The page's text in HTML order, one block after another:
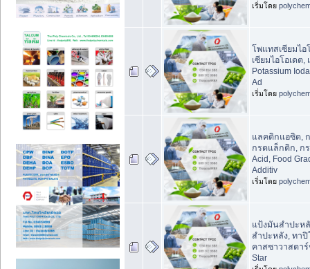
เริ่มโดย
โพแทสเซียมไอ
เซียมไอโอเดต,
Potassium
Ad
เริ่มโดย
แลคติกแอซิด,
กรดแล็กติก, ก
Acid, Food
Additiv
เริ่มโดย
แป้งมันสำปะห
สำปะหลัง, ทา
คาสซาวาสตาร์
Star